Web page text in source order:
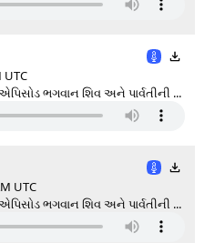
UTC
ભગવાન શિવ અને પાર્વતીની ...
UTC
ભગવાન શિવ અને પાર્વતીની ...